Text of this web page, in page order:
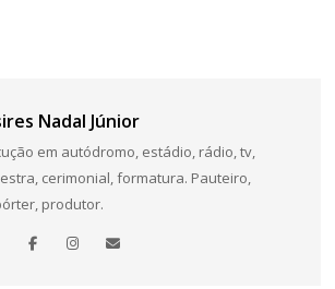
Nadal Júnior
em autódromo, estádio, rádio, tv,
cerimonial, formatura. Pauteiro,
produtor.